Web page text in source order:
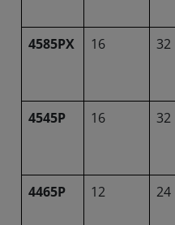
4585PX 16 32
4545P 16 32
4465P 12 24